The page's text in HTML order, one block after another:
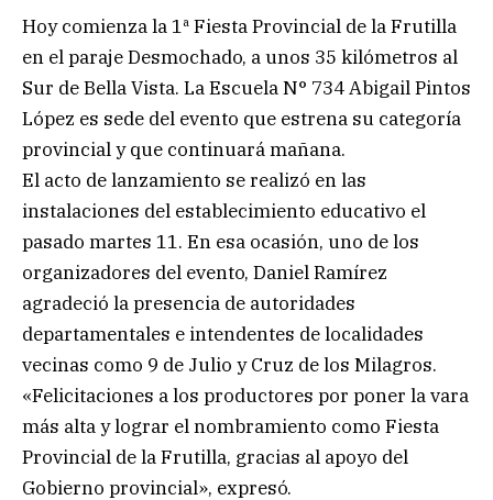
Hoy comienza la 1ª Fiesta Provincial de la Frutilla
en el paraje Desmochado, a unos 35 kilómetros al
Sur de Bella Vista. La Escuela N° 734 Abigail Pintos
López es sede del evento que estrena su categoría
provincial y que continuará mañana.
El acto de lanzamiento se realizó en las
instalaciones del establecimiento educativo el
pasado martes 11. En esa ocasión, uno de los
organizadores del evento, Daniel Ramírez
agradeció la presencia de autoridades
departamentales e intendentes de localidades
vecinas como 9 de Julio y Cruz de los Milagros.
«Felicitaciones a los productores por poner la vara
más alta y lograr el nombramiento como Fiesta
Provincial de la Frutilla, gracias al apoyo del
Gobierno provincial», expresó.